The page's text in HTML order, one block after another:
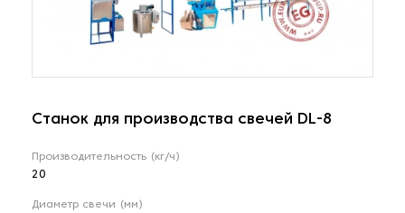
Станок для производства свечей DL-8
Производительность (кг/ч)
20
Диаметр свечи (мм)